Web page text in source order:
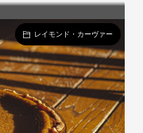
レイモンド・カーヴァー